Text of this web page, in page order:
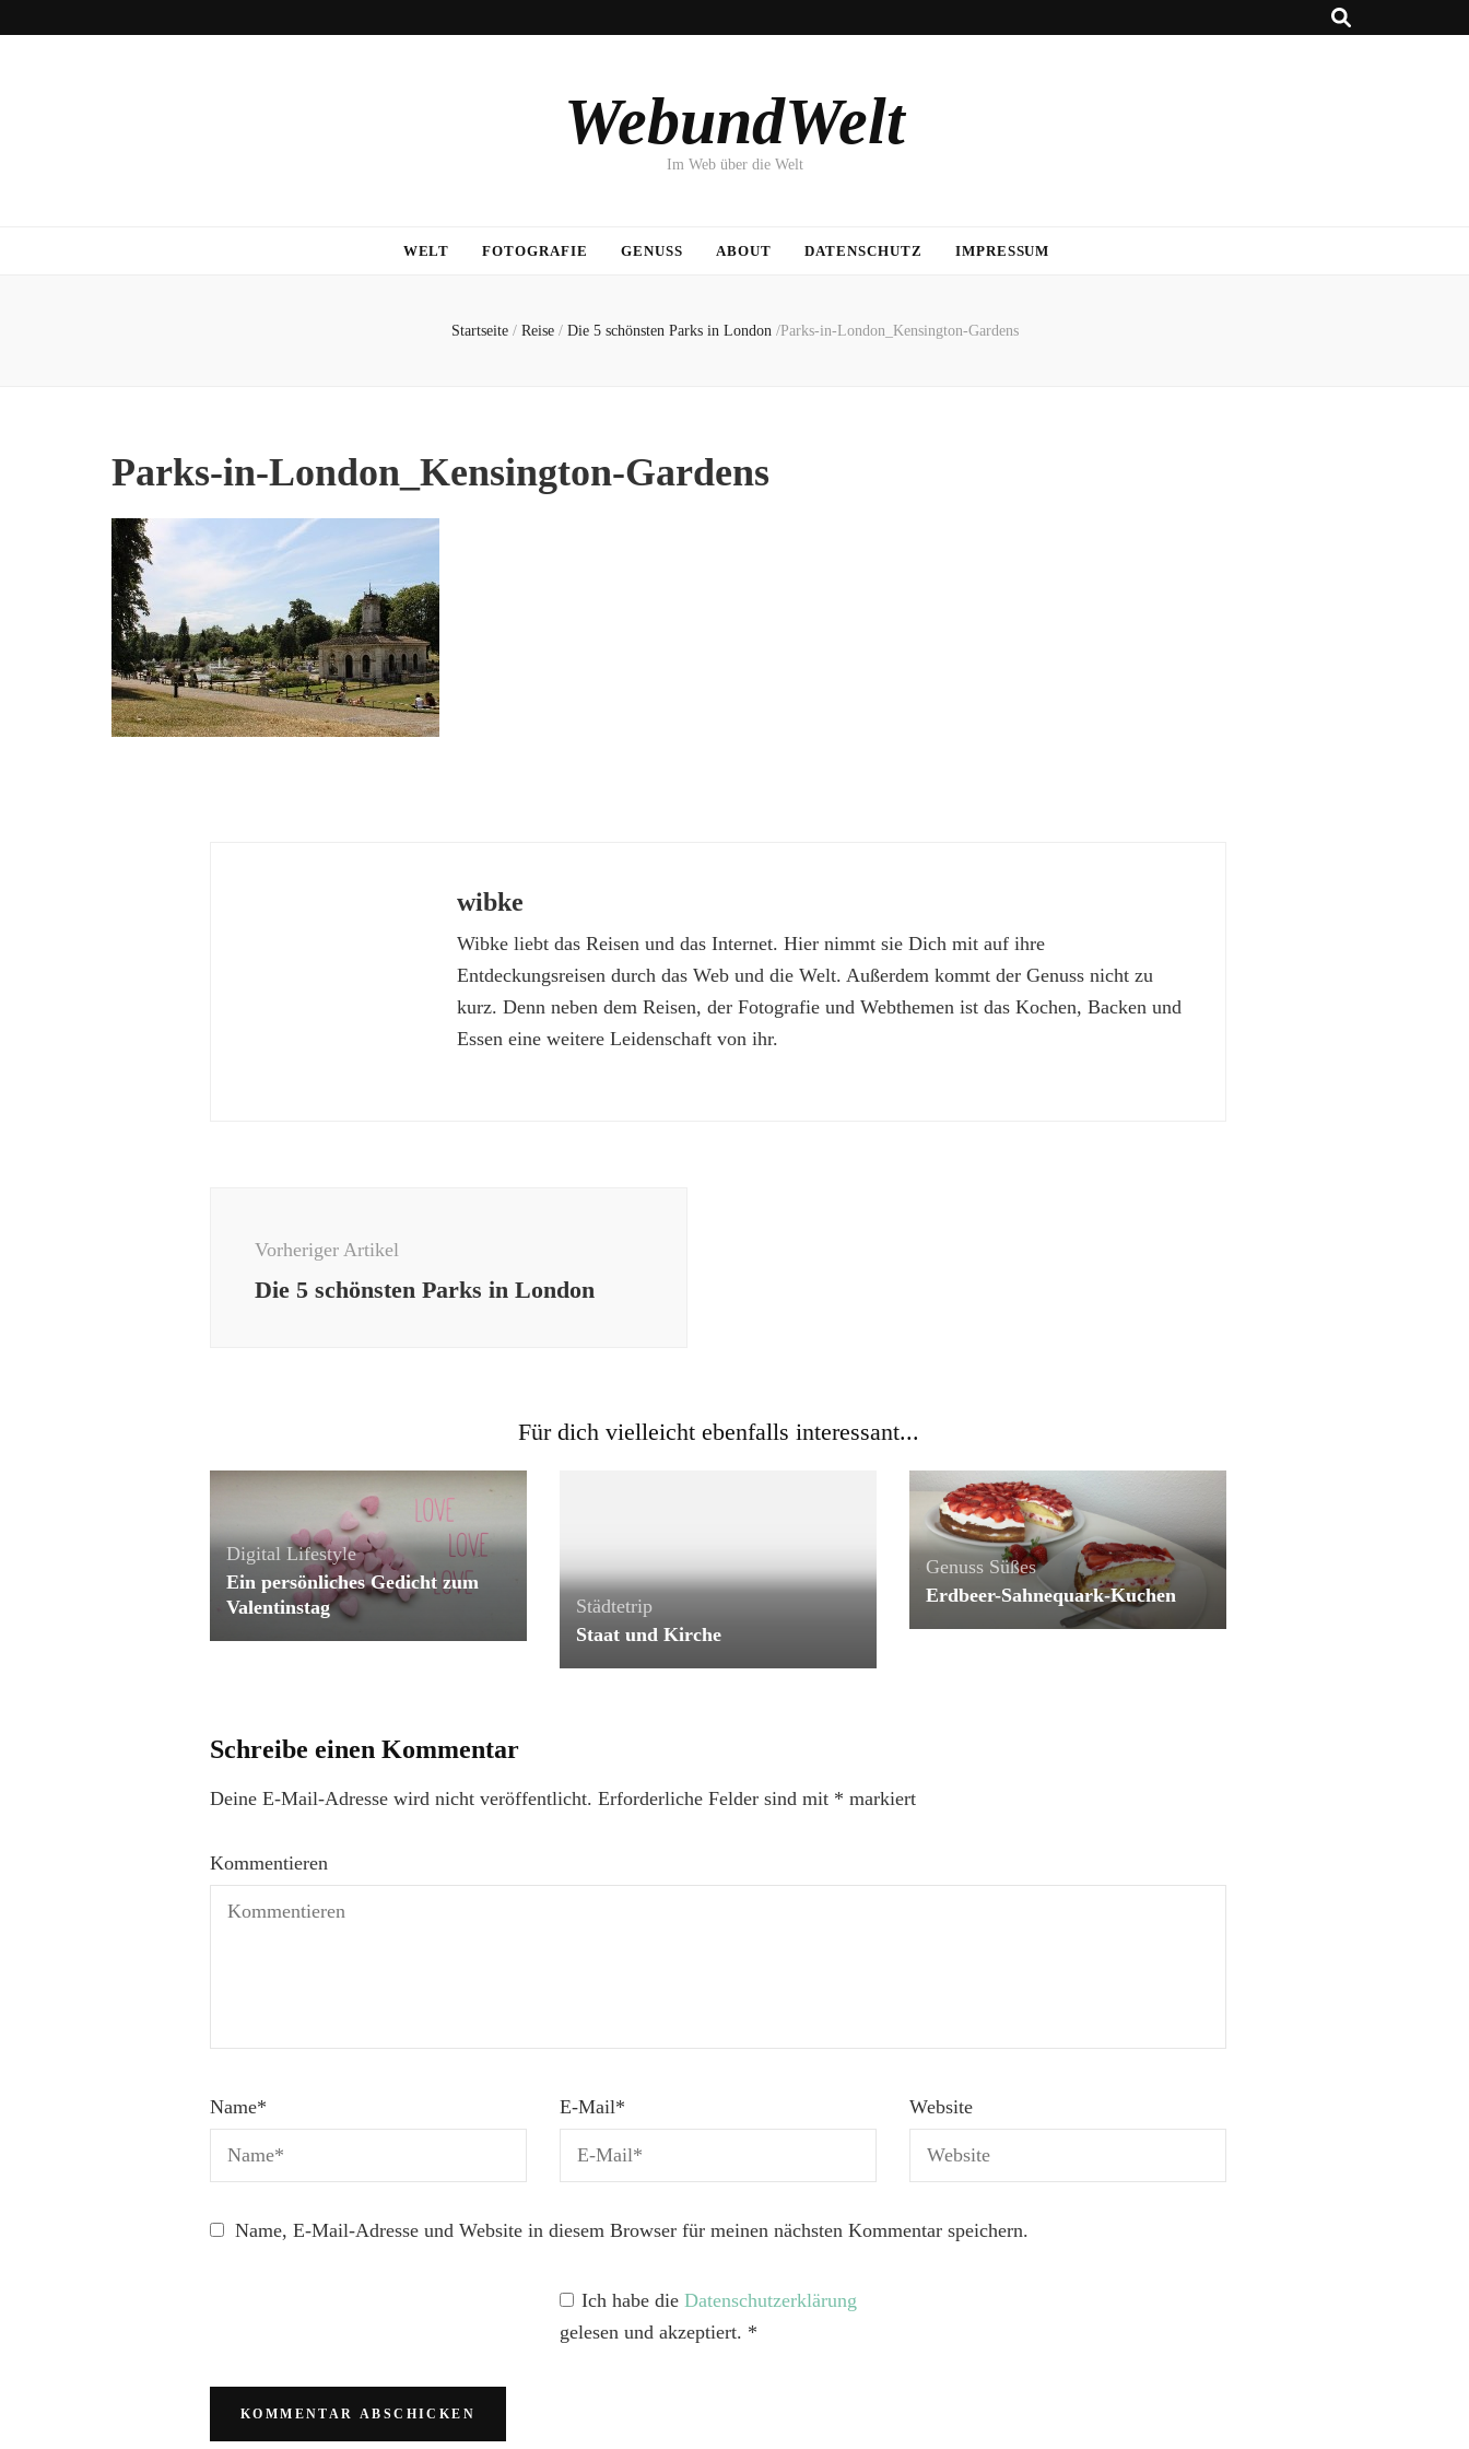
WebundWelt
Im Web über die Welt
WELT FOTOGRAFIE GENUSS ABOUT DATENSCHUTZ IMPRESSUM
Startseite / Reise / Die 5 schönsten Parks in London /Parks-in-London_Kensington-Gardens
Parks-in-London_Kensington-Gardens
wibke
Wibke liebt das Reisen und das Internet. Hier nimmt sie Dich mit auf ihre
Entdeckungsreisen durch das Web und die Welt. Außerdem kommt der Genuss nicht zu
kurz. Denn neben dem Reisen, der Fotografie und Webthemen ist das Kochen, Backen und
Essen eine weitere Leidenschaft von ihr.
Vorheriger Artikel
Die 5 schönsten Parks in London
Für dich vielleicht ebenfalls interessant...
Digital Lifestyle
Ein persönliches Gedicht zum
Valentinstag
Städtetrip
Staat und Kirche
Genuss Süßes
Erdbeer-Sahnequark-Kuchen
Schreibe einen Kommentar
Deine E-Mail-Adresse wird nicht veröffentlicht. Erforderliche Felder sind mit * markiert
Kommentieren
Name* E-Mail* Website
Name, E-Mail-Adresse und Website in diesem Browser für meinen nächsten Kommentar speichern.
Ich habe die Datenschutzerklärung
gelesen und akzeptiert. *